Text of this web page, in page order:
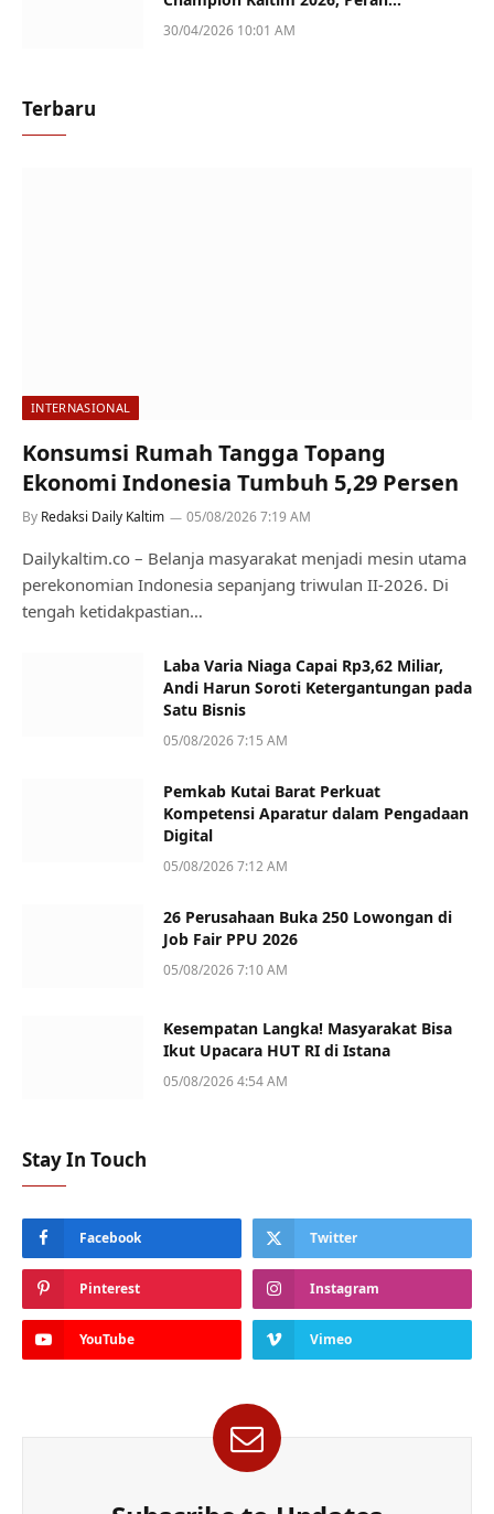
Perempuan Jadi Sorotan
30/04/2026 10:01 AM
Terbaru
INTERNASIONAL
Konsumsi Rumah Tangga Topang
Ekonomi Indonesia Tumbuh 5,29 Persen
By Redaksi Daily Kaltim 05/08/2026 7:19 AM
Dailykaltim.co – Belanja masyarakat menjadi mesin utama
perekonomian Indonesia sepanjang triwulan II-2026. Di
tengah ketidakpastian…
Laba Varia Niaga Capai Rp3,62 Miliar,
Andi Harun Soroti Ketergantungan pada
Satu Bisnis
05/08/2026 7:15 AM
Pemkab Kutai Barat Perkuat
Kompetensi Aparatur dalam Pengadaan
Digital
05/08/2026 7:12 AM
26 Perusahaan Buka 250 Lowongan di
Job Fair PPU 2026
05/08/2026 7:10 AM
Kesempatan Langka! Masyarakat Bisa
Ikut Upacara HUT RI di Istana
05/08/2026 4:54 AM
Stay In Touch
Facebook Twitter
Pinterest Instagram
YouTube Vimeo